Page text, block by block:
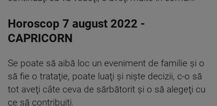
Horoscop 7 august 2022 -
CAPRICORN
Se poate să aibă loc un eveniment de familie şi o
să fie o trataţie, poate luaţi şi nişte decizii, c-o să
tot aveţi câte ceva de sărbătorit şi o să alegeţi cu
ce să contribuiţi.